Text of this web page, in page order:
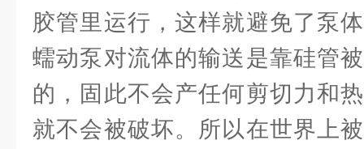
胶管里运行，这样就避免了泵
蠕动泵对流体的输送是靠硅管
的，固此不会产任何剪切力和
就不会被破坏。所以在世界上